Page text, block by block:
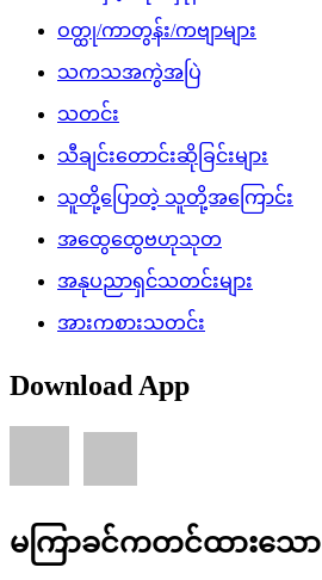
ဝတ္ထု/ကာတွန်း/ကဗျာများ
သကသအကွဲအပြဲ
သတင်း
သီချင်းတောင်းဆိုခြင်းများ
သူတို့ပြောတဲ့ သူတို့အကြောင်း
အထွေထွေဗဟုသုတ
အနုပညာရှင်သတင်းများ
အားကစားသတင်း
Download App
မကြာခင်ကတင်ထားသော